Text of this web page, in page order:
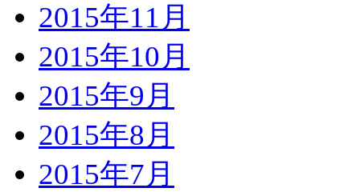
2015年11月
2015年10月
2015年9月
2015年8月
2015年7月